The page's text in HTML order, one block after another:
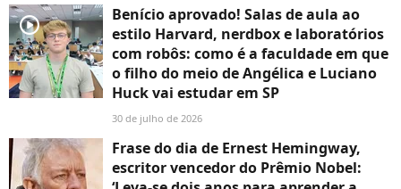
player2
Benício aprovado! Salas de aula ao
estilo Harvard, nerdbox e laboratórios
com robôs: como é a faculdade em que
o filho do meio de Angélica e Luciano
Huck vai estudar em SP
30 de julho de 2026
Frase do dia de Ernest Hemingway,
escritor vencedor do Prêmio Nobel: